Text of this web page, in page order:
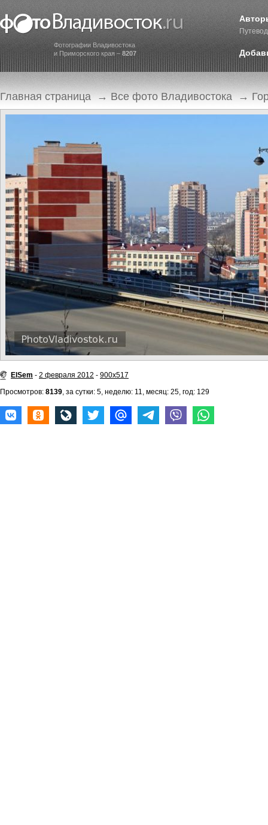
Фотографии Владивостока
и Приморского края – 8207
Главная страница → Все фото Владивостока →
ElSem - 2 февраля 2012 - 900x517
Просмотров: 8139, за сутки: 5, неделю: 11, месяц: 25, год: 129